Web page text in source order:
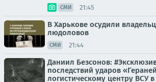
СМИ 21:45
В Харькове осудили
людоловов
СМИ 21:44
Даниил Безсонов:
последствий ударов
логистическому центру ВСУ